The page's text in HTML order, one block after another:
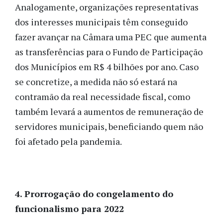
Analogamente, organizações representativas
dos interesses municipais têm conseguido
fazer avançar na Câmara uma PEC que aumenta
as transferências para o Fundo de Participação
dos Municípios em R$ 4 bilhões por ano. Caso
se concretize, a medida não só estará na
contramão da real necessidade fiscal, como
também levará a aumentos de remuneração de
servidores municipais, beneficiando quem não
foi afetado pela pandemia.
4. Prorrogação do congelamento do
funcionalismo para 2022